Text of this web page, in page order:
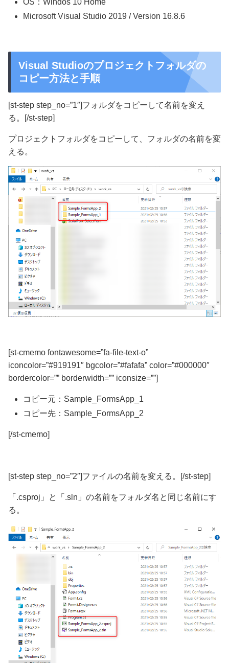
Microsoft Visual Studio 2019 / Version 16.8.6
Visual Studioのプロジェクトフォルダの
コピー方法と手順
[st-step step_no=”1″]フォルダをコピーして名前を変え
る。[/st-step]
プロジェクトフォルダをコピーして、フォルダの名前を変
える。
[st-cmemo fontawesome=”fa-file-text-o”
iconcolor=”#919191″ bgcolor=”#fafafa” color=”#000000″
bordercolor=”” borderwidth=”” iconsize=””]
コピー元：Sample_FormsApp_1
コピー先：Sample_FormsApp_2
[/st-cmemo]
[st-step step_no=”2″]ファイルの名前を変える。[/st-step]
「.csproj」 と 「.sln」 の名前をフォルダ名と同じ名前にす
る。